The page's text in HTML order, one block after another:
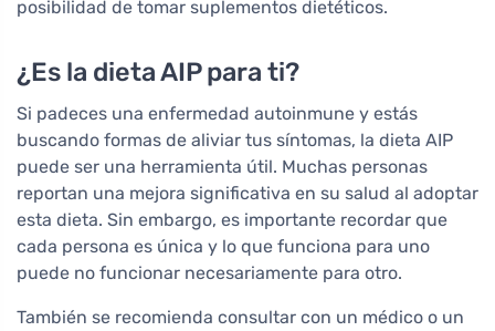
posibilidad de tomar suplementos dietéticos.
¿Es la dieta AIP para ti?
Si padeces una enfermedad autoinmune y estás
buscando formas de aliviar tus síntomas, la dieta AIP
puede ser una herramienta útil. Muchas personas
reportan una mejora significativa en su salud al adoptar
esta dieta. Sin embargo, es importante recordar que
cada persona es única y lo que funciona para uno
puede no funcionar necesariamente para otro.
También se recomienda consultar con un médico o un